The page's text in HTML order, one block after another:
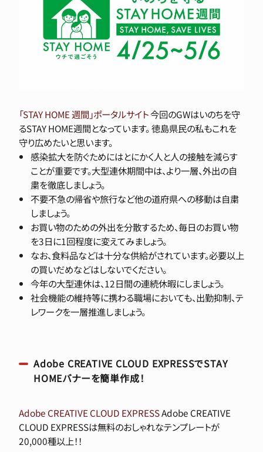
「STAY HOME 週間」ポータルサイト今回のGWはいのちを守
るSTAY HOME週間となっています。 徳島県民の私もこれを
守り広めたいと思います。
感染拡大を防ぐためにはとにかく人と人の接触を減らす
ことが重要です。大型連休期間中は、より一層、外出の自
粛を徹底しましょう。
不要不急の帰省や旅行など他の道府県への移動は自粛
しましょう。
お買い物のための外出を分散するため、毎日のお買い物
を3日に1回程度に変えてみましょう。
なお、食料品などは十分な供給がされています。必要以上
の買いだめなどはしないでください。
今年の大型連休は、12日間の連続休暇にしましょう。
社会機能の維持等に携わる職場においても、出勤抑制、テ
レワークを一層推進しましょう。
Adobe CREATIVE CLOUD EXPRESSでSTAY
HOMEバナーを簡単作成！
Adobe CREATIVE CLOUD EXPRESSAdobe CREATIVE
CLOUD EXPRESSは無料のおしゃれなテンプレートが
20,000種以上！！